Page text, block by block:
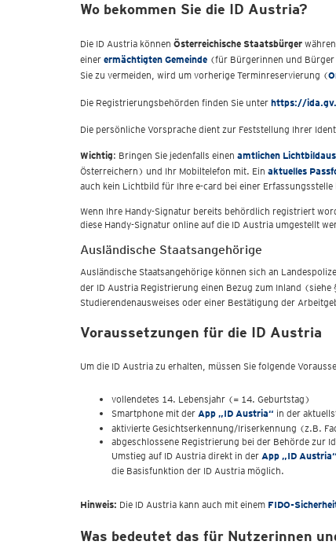
Wo bekommen Sie die ID Austria?
Die ID Austria können Österreichische Staatsbürger
einer ermächtigten Gemeinde (für Bürgerinnen und
Sie zu vermeiden, wird um vorherige Terminreservierung (
Die Registrierungsbehörden finden Sie unter https://
Die persönliche Vorsprache dient zur Feststellung Ihrer
Wichtig: Bringen Sie jedenfalls einen amtlichen
Österreichern) und Ihr Mobiltelefon mit. Ein aktuelles
auch kein Lichtbild für Ihre e-card bei einer Erfassungsstelle
Wenn Ihre Handy-Signatur bereits behördlich registriert
diese Handy-Signatur online auf die ID Austria umgestellt
Ausländische Staatsangehörige
Ausländische Staatsangehörige können sich an
der ID Austria Registrierung einen Bezug zum Inland (siehe
Studierendenausweises oder einer Bestätigung der
Voraussetzungen für die ID Austria
Um die ID Austria zu erhalten, müssen Sie folgende
vollendetes 14. Lebensjahr (= 14. Geburtstag)
Smartphone mit der App „ID Austria“ in der
aktivierte Gesichtserkennung/Iriserkennung (z.B.
abgeschlossene Registrierung bei der Behörde zur
Umstieg auf ID Austria direkt in der App „ID Austria“
die Basisfunktion der ID Austria möglich.
Hinweis: Die ID Austria kann auch mit einem FIDO-
Was bedeutet das für Nutzerinnen